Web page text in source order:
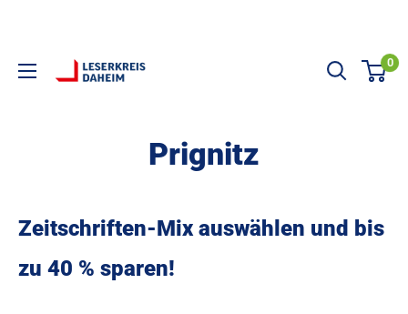
LESERKREIS DAHEIM 0
Prignitz
Zeitschriften-Mix auswählen und bis
zu 40 % sparen!